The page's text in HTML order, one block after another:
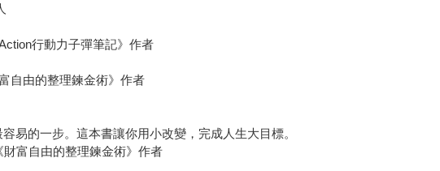
行動力子彈筆記》作者
自由的整理鍊金術》作者
易的一步。這本書讓你用小改變，完成人生大目標。
富自由的整理鍊金術》作者